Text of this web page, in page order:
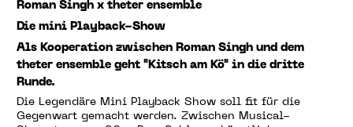
Roman Singh x theter ensemble
Die mini Playback-Show
Als Kooperation zwischen Roman Singh und dem
theter ensemble geht "Kitsch am Kö" in die dritte
Runde.
Die Legendäre Mini Playback Show soll fit für die
Gegenwart gemacht werden. Zwischen Musical-